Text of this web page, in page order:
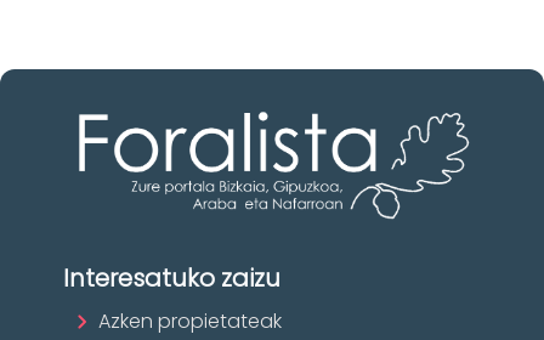
Interesatuko zaizu
Azken propietateak